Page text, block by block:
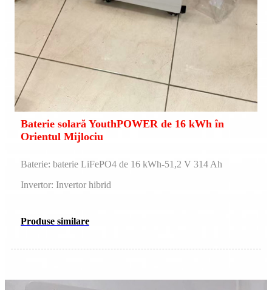
Baterie solară YouthPOWER de 16 kWh în
Orientul Mijlociu
Baterie: baterie LiFePO4 de 16 kWh-51,2 V 314 Ah
Invertor: Invertor hibrid
Produse similare